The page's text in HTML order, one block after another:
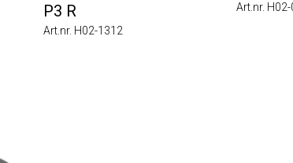
P3 R
Art.nr. H02-1312
Art.nr. H02-